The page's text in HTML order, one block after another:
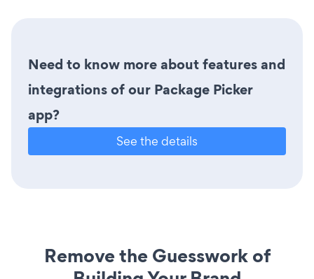
Need to know more about features and
integrations of our Package Picker
app?
See the details
Remove the Guesswork of